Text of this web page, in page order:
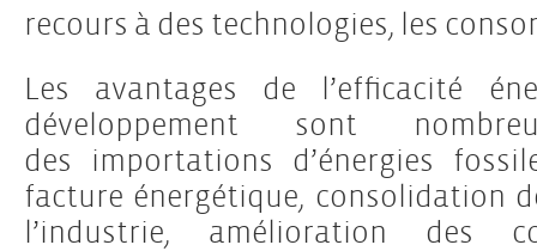
recours à des technologies, les
Les avantages de l’efficacité
développement sont
des importations d’énergies
facture énergétique, consolidation
l’industrie, amélioration des